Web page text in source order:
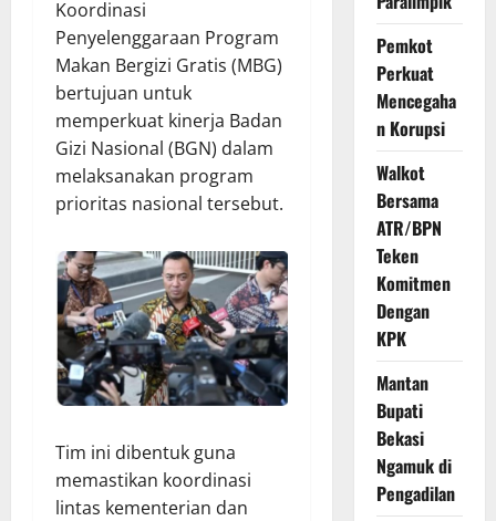
Koordinasi
Penyelenggaraan Program
Makan Bergizi Gratis (MBG)
bertujuan untuk
memperkuat kinerja Badan
Gizi Nasional (BGN) dalam
melaksanakan program
prioritas nasional tersebut.
Tim ini dibentuk guna
memastikan koordinasi
lintas kementerian dan
Pemkot
Perkuat
Mencegaha
n Korupsi
Walkot
Bersama
ATR/BPN
Teken
Komitmen
Dengan
KPK
Mantan
Bupati
Bekasi
Ngamuk di
Pengadilan